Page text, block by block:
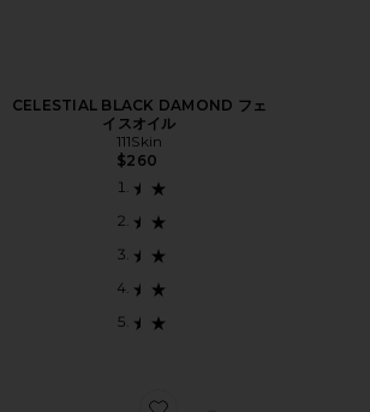
CELESTIAL BLACK DAMOND フェ
イスオイル
111Skin
$260